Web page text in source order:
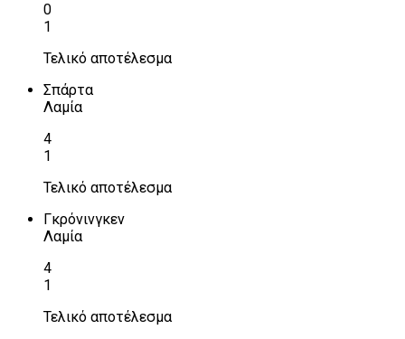
0
1
Τελικό αποτέλεσμα
Σπάρτα
Λαμία
4
1
Τελικό αποτέλεσμα
Γκρόνινγκεν
Λαμία
4
1
Τελικό αποτέλεσμα